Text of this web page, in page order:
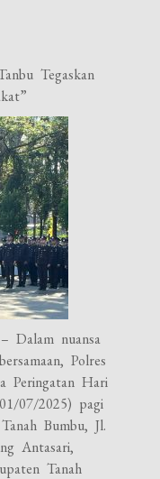
Tegaskan
Dalam nuansa
Polres
Peringatan Hari
07/2025) pagi
Bumbu, Jl.
Antasari,
Tanah